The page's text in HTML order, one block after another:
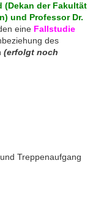
(Dekan der Fakultät
und Professor Dr.
eine Fallstudie
des
(erfolgt noch
Treppenaufgang